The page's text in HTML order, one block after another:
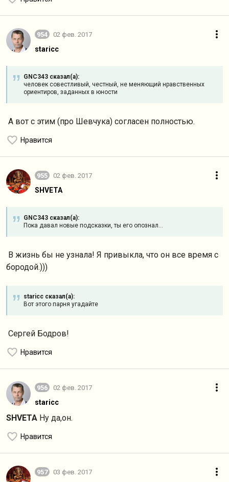
954 02 фев. 2017
staricc
GNC343 сказал(а):
человек совестливый, честный, не меняющий нравственных
ориентиров, заданных в юности
А вот с этим (про Шевчука) согласен полностью.
Нравится
955 02 фев. 2017
SHVETA
GNC343 сказал(а):
Пока давал новые подсказки, ты его опознал...
В жизнь бы не узнала! Я привыкла, что он все время с
бородой.)))
staricc сказал(а):
Вот этого парня угадайте
Сергей Бодров!
Нравится
956 02 фев. 2017
staricc
SHVETA Ну да,он.
Нравится
957 03 фев. 2017